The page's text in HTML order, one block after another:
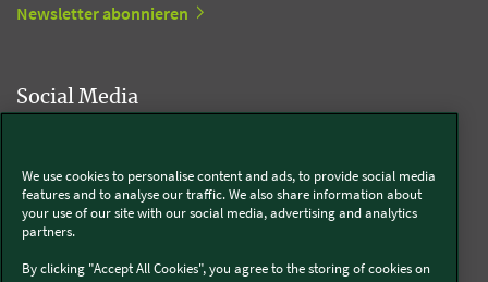
Newsletter abonnieren
Social Media
We use cookies to personalise content and ads, to provide social media
features and to analyse our traffic. We also share information about
your use of our site with our social media, advertising and analytics
partners.
By clicking "Accept All Cookies", you agree to the storing of cookies on